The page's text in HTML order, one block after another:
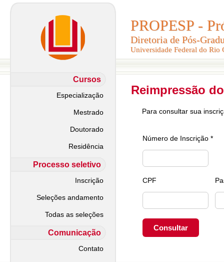
PROPESP -
Diretoria de Pós-
Universidade Federal do Rio
PROPESP -
Diretoria de Pós-
Universidade Federal do Rio
Cursos
Especialização
Mestrado
Doutorado
Residência
Processo seletivo
Inscrição
Seleções andamento
Todas as seleções
Comunicação
Contato
Reimpressão
Para consultar sua
Número de Inscrição *
CPF